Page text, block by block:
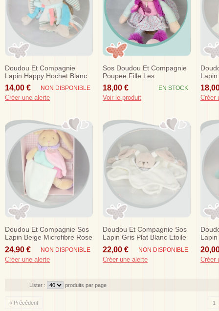
Doudou Et Compagnie
Lapin Happy Hochet Blanc
Bleu
14,00 € NON DISPONIBLE
Créer une alerte
Sos Doudou Et Compagnie
Poupee Fille Les
Demoiselles Wiiizzz Jeanne
Violet...
18,00 € EN STOCK
Voir le produit Créer
Doudou Et Compagnie Sos
Lapin Beige Microfibre Rose
Mouchoir Dc2809
24,90 € NON DISPONIBLE
Créer une alerte
Doudou Et Compagnie Sos
Lapin Gris Plat Blanc Etoile
Celeste Dc2398
22,00 € NON DISPONIBLE
Créer une alerte Créer
Lister : produits par page
« Précédent 1